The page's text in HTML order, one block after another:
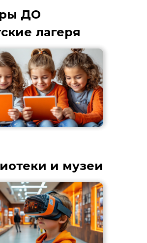
ДО
лагеря
и музеи